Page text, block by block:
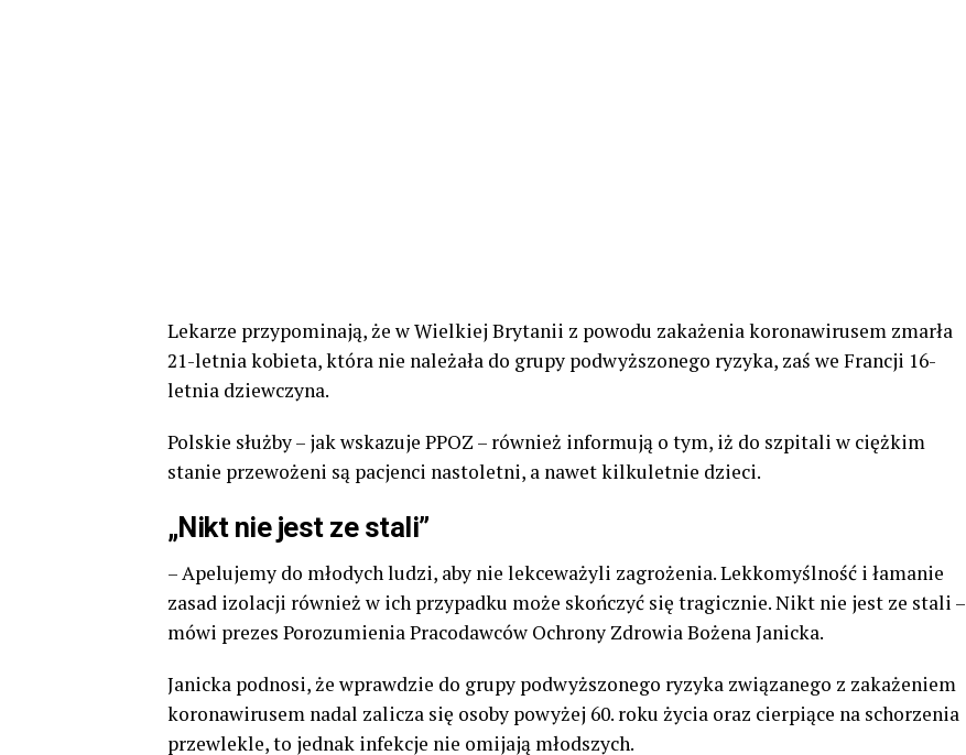
Lekarze przypominają, że w Wielkiej Brytanii z powodu zakażenia koronawirusem zmarła
21-letnia kobieta, która nie należała do grupy podwyższonego ryzyka, zaś we Francji 16-
letnia dziewczyna.
Polskie służby – jak wskazuje PPOZ – również informują o tym, iż do szpitali w ciężkim
stanie przewożeni są pacjenci nastoletni, a nawet kilkuletnie dzieci.
„Nikt nie jest ze stali”
– Apelujemy do młodych ludzi, aby nie lekceważyli zagrożenia. Lekkomyślność i łamanie
zasad izolacji również w ich przypadku może skończyć się tragicznie. Nikt nie jest ze stali –
mówi prezes Porozumienia Pracodawców Ochrony Zdrowia Bożena Janicka.
Janicka podnosi, że wprawdzie do grupy podwyższonego ryzyka związanego z zakażeniem
koronawirusem nadal zalicza się osoby powyżej 60. roku życia oraz cierpiące na schorzenia
przewlekle, to jednak infekcje nie omijają młodszych.